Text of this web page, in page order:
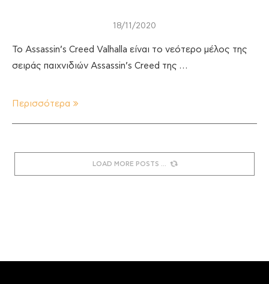
18/11/2020
Το Assassin’s Creed Valhalla είναι το νεότερο μέλος της
σειράς παιχνιδιών Assassin’s Creed της …
Περισσότερα
LOAD MORE POSTS